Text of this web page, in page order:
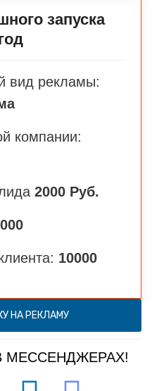
запуска
вид рекламы:
компании:
2000 Руб.
10000
НА РЕКЛАМУ
МЕССЕНДЖЕРАХ!